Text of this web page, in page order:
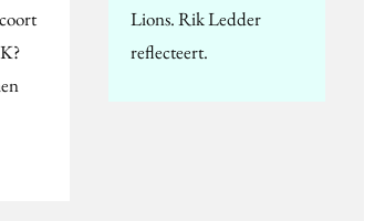
Lions. Rik Ledder
reflecteert.